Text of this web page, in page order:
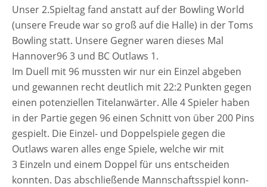
III
DER
TOMS
Unser 2.Spieltag fand anstatt auf der Bowling World
(unse­re Freude war so groß auf die Halle) in der Toms
Bowling statt. Unsere Gegner waren die­ses Mal
Hannover96 3 und BC Outlaws 1.
Im Duell mit 96 muss­ten wir nur ein Einzel abge­ben
und gewan­nen recht deut­lich mit 22:2 Punkten gegen
einen poten­zi­el­len Titelanwärter. Alle 4 Spieler haben
in der Partie gegen 96 einen Schnitt von über 200 Pins
gespielt. Die Einzel- und Doppelspiele gegen die
Outlaws waren alles enge Spiele, wel­che wir mit
3 Einzeln und einem Doppel für uns ent­schei­den
konn­ten. Das abschlie­ßen­de Mannschaftsspiel konn­